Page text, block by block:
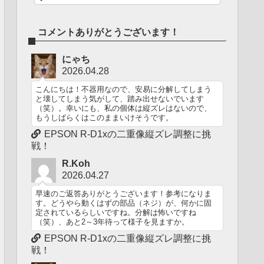
コメントありがとうございます！
にゃち
2026.04.28
こんにちは！不器用なので、安易に分解してしまう
と壊してしまう気がして、踏み出せないでいます
（笑）。幸いにも、私の個体は縦ズレはないので、
もうしばらくはこのままいけそうです。
EPSON R-D1xの二重像縦ズレ調整に挑
戦！
R.Koh
2026.04.27
早速のご返答ありがとうございます！参考になりま
す。どうやら動くはずの部品（ネジ）が、何かに固
定されているらしいですね。分解は怖いですね
（笑）、あと2～3年待って様子を見ますか。
EPSON R-D1xの二重像縦ズレ調整に挑
戦！